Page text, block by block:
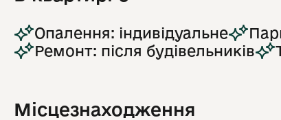
Опалення: індивідуальне
Ремонт: після будівельників
Місцезнаходження